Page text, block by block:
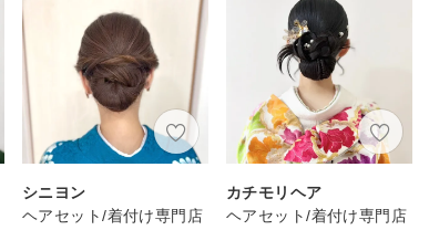
シニヨン
ヘアセット/着付け専門店
カチモリヘア
ヘアセット/着付け専門店